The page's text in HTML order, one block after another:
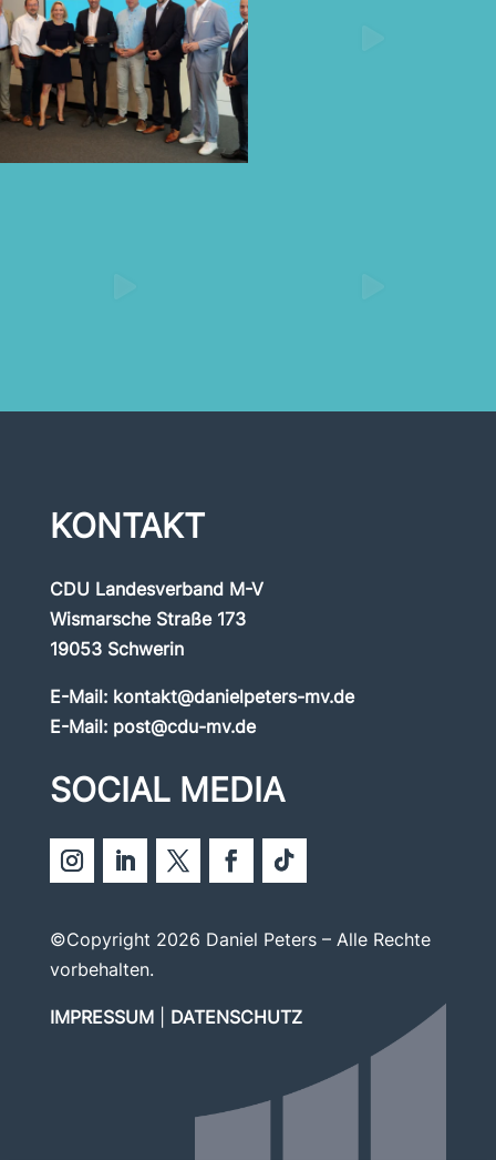
KONTAKT
CDU Landesverband M-V
Wismarsche Straße 173
19053 Schwerin
E-Mail: kontakt@danielpeters-mv.de
E-Mail: post@cdu-mv.de
SOCIAL MEDIA
©Copyright 2026 Daniel Peters – Alle Rechte
vorbehalten.
IMPRESSUM| DATENSCHUTZ